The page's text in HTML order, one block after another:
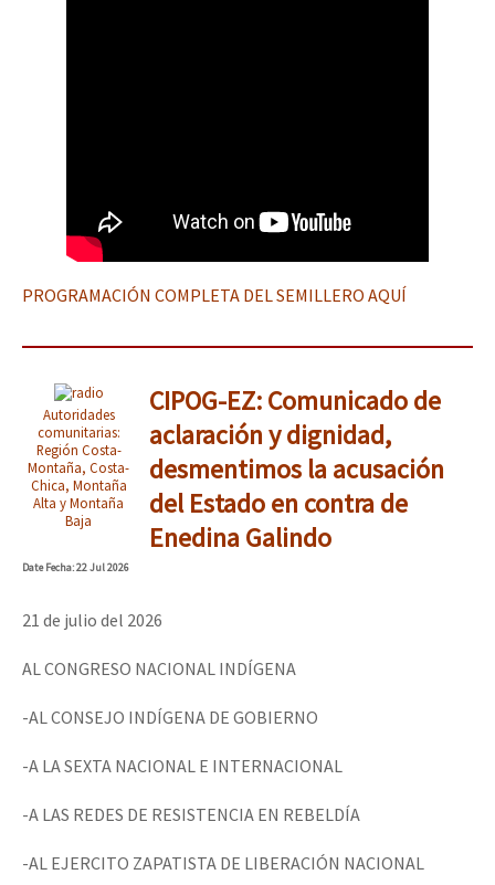
PROGRAMACIÓN COMPLETA DEL SEMILLERO AQUÍ
Autoridades
comunitarias:
Región Costa-
Montaña, Costa-
Chica, Montaña
Alta y Montaña
Baja
CIPOG-EZ: Comunicado de
aclaración y dignidad,
desmentimos la acusación
del Estado en contra de
Enedina Galindo
DateFecha: 22 Jul 2026
21 de julio del 2026
AL CONGRESO NACIONAL INDÍGENA
-AL CONSEJO INDÍGENA DE GOBIERNO
-A LA SEXTA NACIONAL E INTERNACIONAL
-A LAS REDES DE RESISTENCIA EN REBELDÍA
-AL EJERCITO ZAPATISTA DE LIBERACIÓN NACIONAL